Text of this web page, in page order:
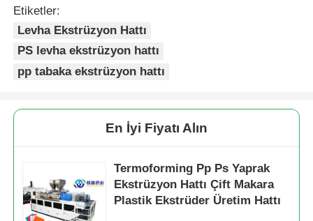
Etiketler:
Levha Ekstrüzyon Hattı
PS levha ekstrüzyon hattı
pp tabaka ekstrüzyon hattı
En İyi Fiyatı Alın
Termoforming Pp Ps Yaprak
Ekstrüzyon Hattı Çift Makara
Plastik Ekstrüder Üretim Hattı